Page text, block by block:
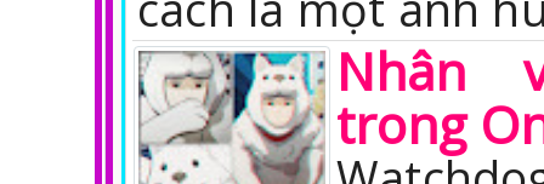
Nhân
trong